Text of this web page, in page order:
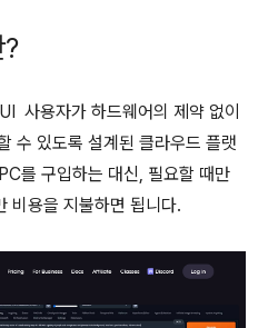
사용자가 하드웨어의 제약 없이
수 있도록 설계된 클라우드 플랫
를 구입하는 대신, 필요할 때만
비용을 지불하면 됩니다.